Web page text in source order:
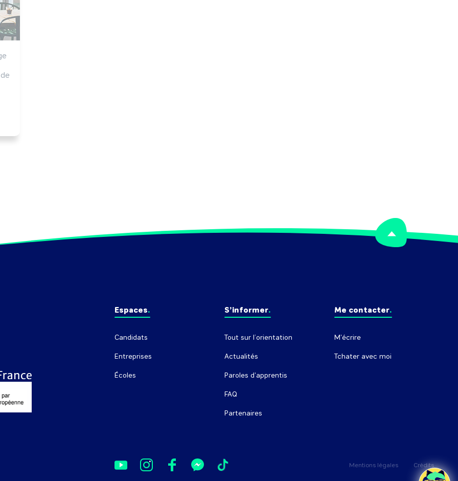
Espaces
Candidats
Entreprises
Écoles
S’informer
Tout sur l’orientation
Actualités
Paroles d'apprentis
FAQ
Partenaires
Me contacter
M'écrire
Tchater avec moi
Mentions légales Crédits